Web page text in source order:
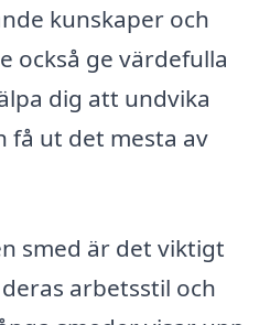
kunskaper och
också ge värdefulla
dig att undvika
få ut det mesta av
smed är det viktigt
arbetsstil och